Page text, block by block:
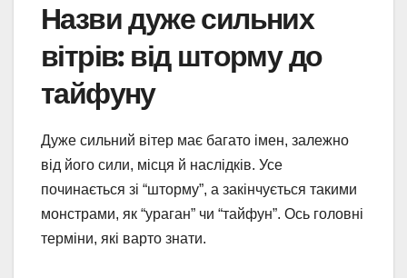
Назви дуже сильних
вітрів: від шторму до
тайфуну
Дуже сильний вітер має багато імен, залежно
від його сили, місця й наслідків. Усе
починається зі “шторму”, а закінчується такими
монстрами, як “ураган” чи “тайфун”. Ось головні
терміни, які варто знати.